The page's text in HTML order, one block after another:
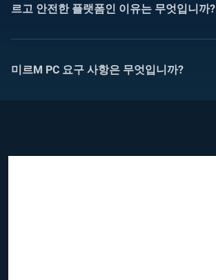
르고 안전한 플랫폼인 이유는 무엇입니까?
미르M PC 요구 사항은 무엇입니까?